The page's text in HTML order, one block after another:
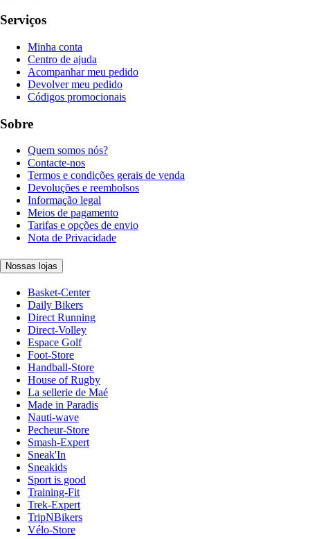
Serviços
Minha conta
Centro de ajuda
Acompanhar meu pedido
Devolver meu pedido
Códigos promocionais
Sobre
Quem somos nós?
Contacte-nos
Termos e condições gerais de venda
Devoluções e reembolsos
Informação legal
Meios de pagamento
Tarifas e opções de envio
Nota de Privacidade
Nossas lojas
Basket-Center
Daily Bikers
Direct Running
Direct-Volley
Espace Golf
Foot-Store
Handball-Store
House of Rugby
La sellerie de Maé
Made in Paradis
Nauti-wave
Pecheur-Store
Smash-Expert
Sneak'In
Sneakids
Sport is good
Training-Fit
Trek-Expert
TripNBikers
Vélo-Store